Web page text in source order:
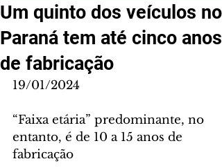
Um quinto dos veículos no
Paraná tem até cinco anos
de fabricação
19/01/2024
“Faixa etária” predominante, no
entanto, é de 10 a 15 anos de
fabricação